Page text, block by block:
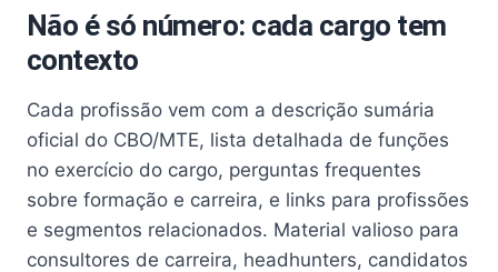
Não é só número: cada cargo tem
contexto
Cada profissão vem com a descrição sumária
oficial do CBO/MTE, lista detalhada de funções
no exercício do cargo, perguntas frequentes
sobre formação e carreira, e links para profissões
e segmentos relacionados. Material valioso para
consultores de carreira, headhunters, candidatos